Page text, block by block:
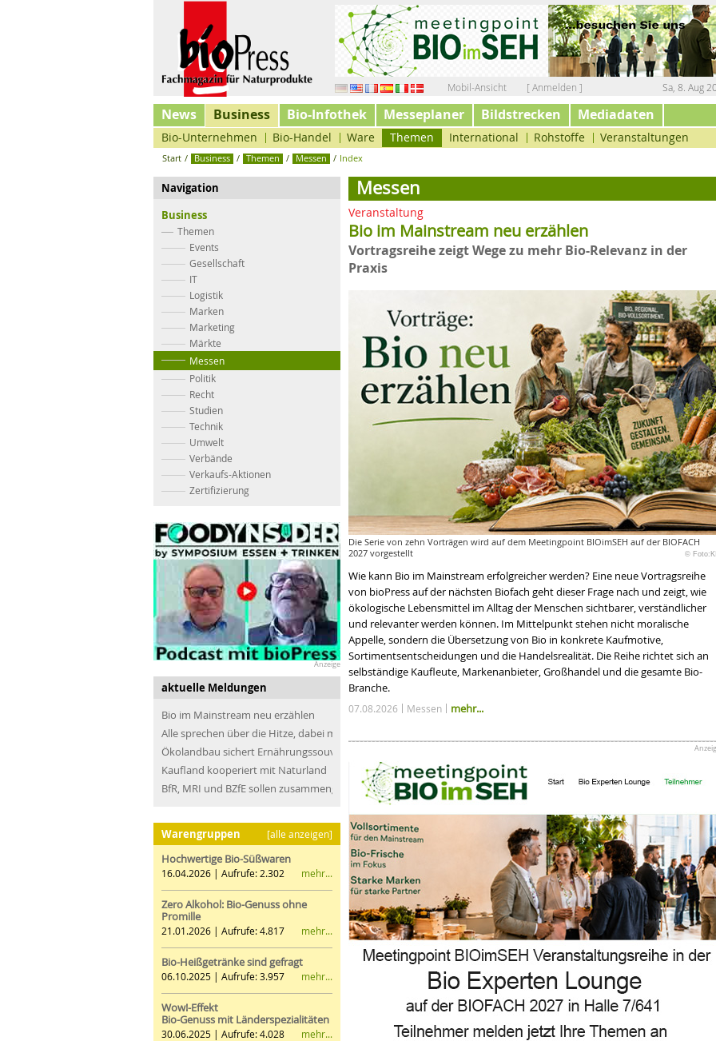
Mobil-Ansicht [ Anmelden ] Sa, 8. Aug
News Business
Bio-Unternehmen Bio-Handel Ware Themen International Rohstoffe Veranstaltungen
Bio-Infothek Messeplaner Bildstrecken Mediadaten
Start / Business / Themen / Messen / Index
Navigation
Business
Themen
Events
Gesellschaft
IT
Logistik
Marken
Marketing
Märkte
Messen
Politik
Recht
Studien
Technik
Umwelt
Verbände
Verkaufs-Aktionen
Zertifizierung
Anzeige
aktuelle Meldungen
Bio im Mainstream neu erzählen
Alle sprechen über die Hitze, dabei müssen wir über die Dürre sprechen
Ökolandbau sichert Ernährungssouveränität
Kaufland kooperiert mit Naturland
BfR, MRI und BZfE sollen zusammengeführt werden
Warengruppen [alle anzeigen]
Hochwertige Bio-Süßwaren
16.04.2026 | Aufrufe: 2.302 mehr...
Zero Alkohol: Bio-Genuss ohne
Promille
21.01.2026 | Aufrufe: 4.817 mehr...
Bio-Heißgetränke sind gefragt
06.10.2025 | Aufrufe: 3.957 mehr...
Wow!-Effekt
Bio-Genuss mit Länderspezialitäten
30.06.2025 | Aufrufe: 4.028 mehr...
Messen
Veranstaltung
Bio im Mainstream neu erzählen
Vortragsreihe zeigt Wege zu mehr Bio-Relevanz in der
Praxis
©
Die Serie von zehn Vorträgen wird auf dem Meetingpoint BIOimSEH auf der BIOFACH
2027 vorgestellt
Wie kann Bio im Mainstream erfolgreicher werden? Eine neue Vortragsreihe
von bioPress auf der nächsten Biofach geht dieser Frage nach und zeigt, wie
ökologische Lebensmittel im Alltag der Menschen sichtbarer, verständlicher
und relevanter werden können. Im Mittelpunkt stehen nicht moralische
Appelle, sondern die Übersetzung von Bio in konkrete Kaufmotive,
Sortimentsentscheidungen und die Handelsrealität. Die Reihe richtet sich an
selbständige Kaufleute, Markenanbieter, Großhandel und die gesamte Bio-
Branche.
07.08.2026 Messen mehr...